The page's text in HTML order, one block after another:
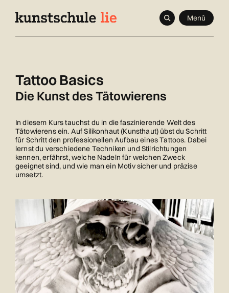
Navigieren
Seitenkontext Menü
Tattoo Basics
Die Kunst des Tätowierens
In diesem Kurs tauchst du in die faszinierende Welt des
Tätowierens ein. Auf Silikonhaut (Kunsthaut) übst du Schritt
für Schritt den professionellen Aufbau eines Tattoos. Dabei
lernst du verschiedene Techniken und Stilrichtungen
kennen, erfährst, welche Nadeln für welchen Zweck
geeignet sind, und wie man ein Motiv sicher und präzise
umsetzt.